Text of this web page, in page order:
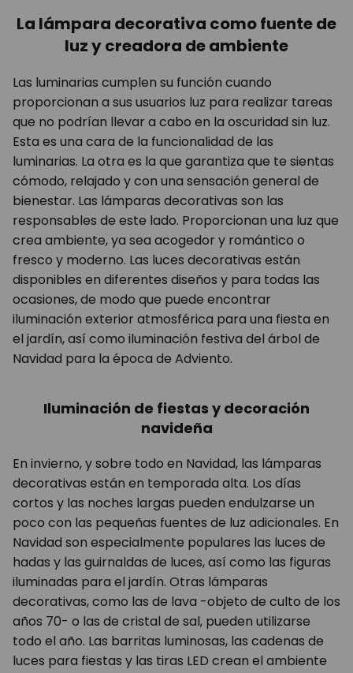
La lámpara decorativa como fuente de
luz y creadora de ambiente
Las luminarias cumplen su función cuando
proporcionan a sus usuarios luz para realizar tareas
que no podrían llevar a cabo en la oscuridad sin luz.
Esta es una cara de la funcionalidad de las
luminarias. La otra es la que garantiza que te sientas
cómodo, relajado y con una sensación general de
bienestar. Las lámparas decorativas son las
responsables de este lado. Proporcionan una luz que
crea ambiente, ya sea acogedor y romántico o
fresco y moderno. Las luces decorativas están
disponibles en diferentes diseños y para todas las
ocasiones, de modo que puede encontrar
iluminación exterior atmosférica para una fiesta en
el jardín, así como iluminación festiva del árbol de
Navidad para la época de Adviento.
Iluminación de fiestas y decoración
navideña
En invierno, y sobre todo en Navidad, las lámparas
decorativas están en temporada alta. Los días
cortos y las noches largas pueden endulzarse un
poco con las pequeñas fuentes de luz adicionales. En
Navidad son especialmente populares las luces de
hadas y las guirnaldas de luces, así como las figuras
iluminadas para el jardín. Otras lámparas
decorativas, como las de lava -objeto de culto de los
años 70- o las de cristal de sal, pueden utilizarse
todo el año. Las barritas luminosas, las cadenas de
luces para fiestas y las tiras LED crean el ambiente